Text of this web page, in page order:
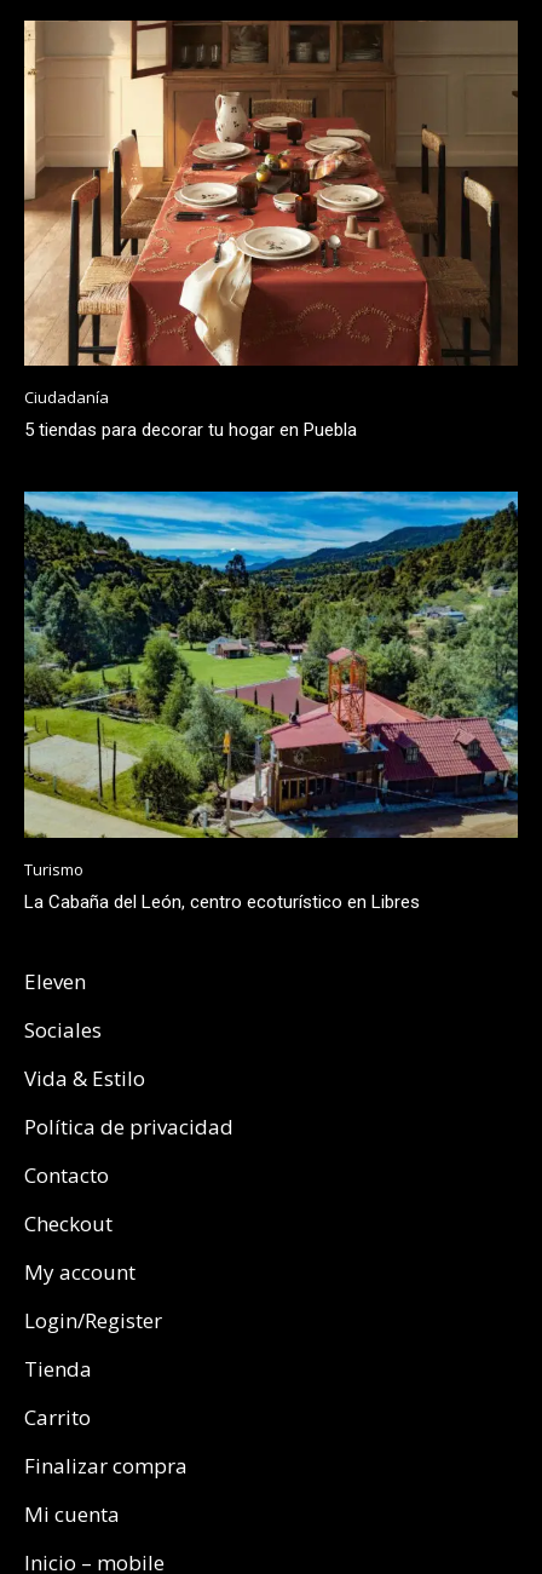
Ciudadanía
5 tiendas para decorar tu hogar en Puebla
Turismo
La Cabaña del León, centro ecoturístico en Libres
Eleven
Sociales
Vida & Estilo
Política de privacidad
Contacto
Checkout
My account
Login/Register
Tienda
Carrito
Finalizar compra
Mi cuenta
Inicio – mobile